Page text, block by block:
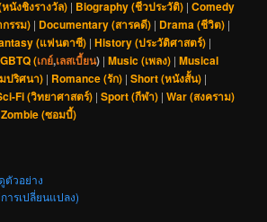
นังชิงรางวัล) | Biography (ชีวประวัติ) |Comedy
รรม) | Documentary (สารคดี) | Drama (ชีวิต) |
(แฟนตาซี) |History (ประวัติศาสตร์) |
(เกย์,เลสเบี้ยน) |Music (เพลง) |Musical
ปริศนา) | Romance (รัก) |Short (หนังสั้น) |
Fi (วิทยาศาสตร์) |Sport (กีฬา) |War (สงคราม)
Zombie (ซอมบี้)
ตัวอย่าง
ารเปลี่ยนแปลง)